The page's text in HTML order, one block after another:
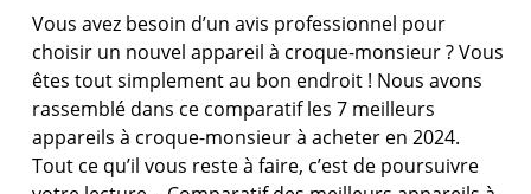
Vous avez besoin d’un avis professionnel pour
choisir un nouvel appareil à croque-monsieur ? Vous
êtes tout simplement au bon endroit ! Nous avons
rassemblé dans ce comparatif les 7 meilleurs
appareils à croque-monsieur à acheter en 2024.
Tout ce qu’il vous reste à faire, c’est de poursuivre